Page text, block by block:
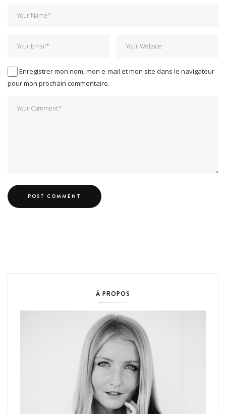
Enregistrer mon nom, mon e-mail et mon site dans le navigateur
pour mon prochain commentaire.
À PROPOS